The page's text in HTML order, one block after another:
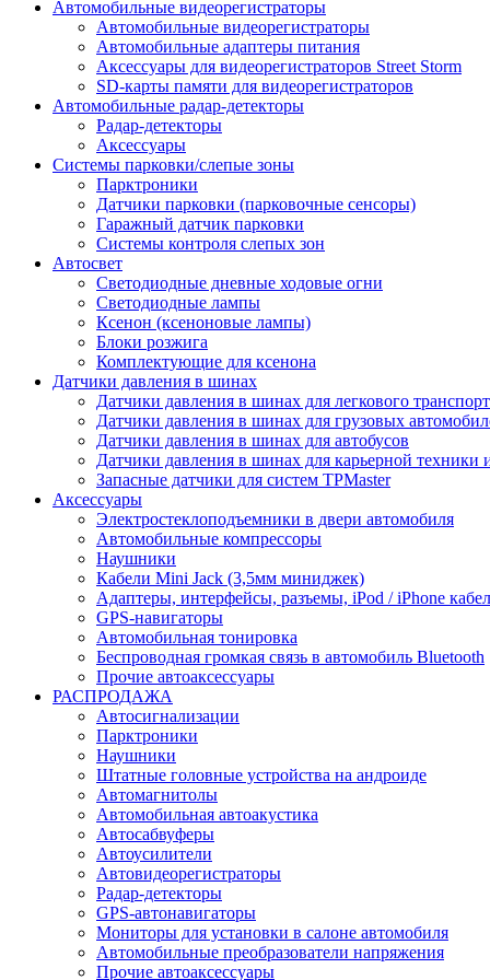
Автомобильные видеорегистраторы
Автомобильные видеорегистраторы
Автомобильные адаптеры питания
Аксессуары для видеорегистраторов Street Storm
SD-карты памяти для видеорегистраторов
Автомобильные радар-детекторы
Радар-детекторы
Аксессуары
Системы парковки/слепые зоны
Парктроники
Датчики парковки (парковочные сенсоры)
Гаражный датчик парковки
Системы контроля слепых зон
Автосвет
Светодиодные дневные ходовые огни
Светодиодные лампы
Ксенон (ксеноновые лампы)
Блоки розжига
Комплектующие для ксенона
Датчики давления в шинах
Датчики давления в шинах для легкового
Датчики давления в шинах для грузовых
Датчики давления в шинах для автобусов
Датчики давления в шинах для карьерной техники
Запасные датчики для систем TPMaster
Аксессуары
Электростеклоподъемники в двери автомобиля
Автомобильные компрессоры
Наушники
Кабели Mini Jack (3,5мм миниджек)
Адаптеры, интерфейсы, разъемы, iPod / iPhone
GPS-навигаторы
Автомобильная тонировка
Беспроводная громкая связь в автомобиль Bluetooth
Прочие автоаксессуары
РАСПРОДАЖА
Автосигнализации
Парктроники
Наушники
Штатные головные устройства на андроиде
Автомагнитолы
Автомобильная автоакустика
Автосабвуферы
Автоусилители
Автовидеорегистраторы
Радар-детекторы
GPS-автонавигаторы
Мониторы для установки в салоне автомобиля
Автомобильные преобразователи напряжения
Прочие автоаксессуары